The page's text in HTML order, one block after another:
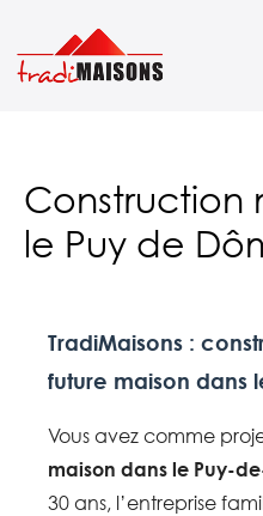
Construction
le Puy de
TradiMaisons :
future maison dans
Vous avez comme
maison dans le Puy-
30 ans, l’entreprise